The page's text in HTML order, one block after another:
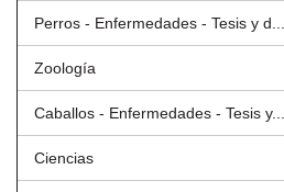
Perros - Enfermedades - Tesis y d...
Zoología
Caballos - Enfermedades - Tesis y...
Ciencias